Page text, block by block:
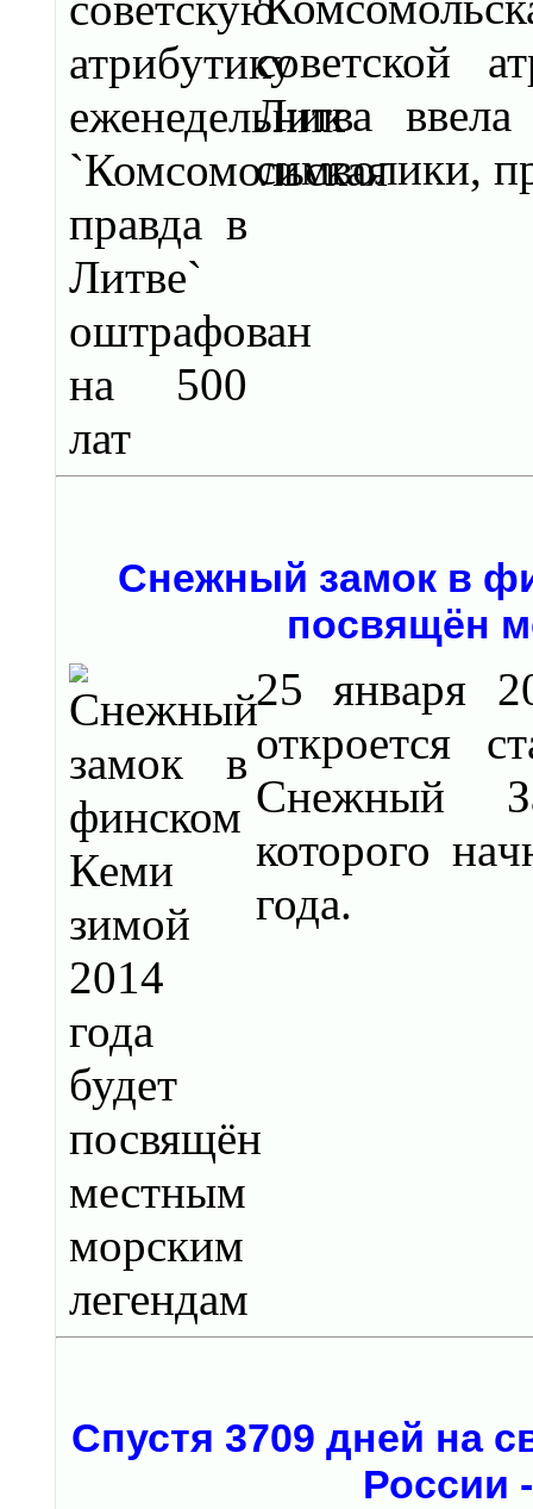
советской
Литва ввела
символики,
Снежный замок в
посвящён
25 янвaря
откроется
Снежный
которого
года.
Спустя 3709 дней на
России